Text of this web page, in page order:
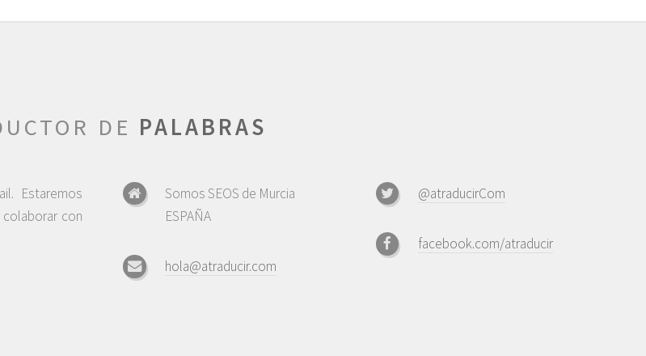
DE PALABRAS
Estaremos
con
Somos SEOS de Murcia
ESPAÑA
hola@atraducir.com
@atraducirCom
facebook.com/atraducir